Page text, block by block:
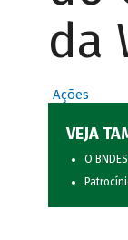
da
Ações
VEJA
O